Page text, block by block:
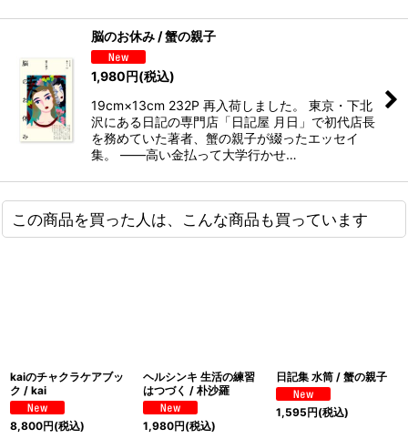
脳のお休み / 蟹の親子
1,980円(税込)
19cm×13cm 232P 再入荷しました。 東京・下北
沢にある日記の専門店「日記屋 月日」で初代店長
を務めていた著者、蟹の親子が綴ったエッセイ
集。 ――高い金払って大学行かせ…
この商品を買った人は、こんな商品も買っています
kaiのチャクラケアブッ
ク / kai
8,800円(税込)
ヘルシンキ 生活の練習
はつづく / 朴沙羅
1,980円(税込)
日記集 水筒 / 蟹の親子
1,595円(税込)